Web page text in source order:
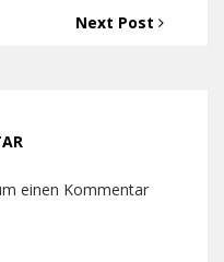
Next Post
einen Kommentar